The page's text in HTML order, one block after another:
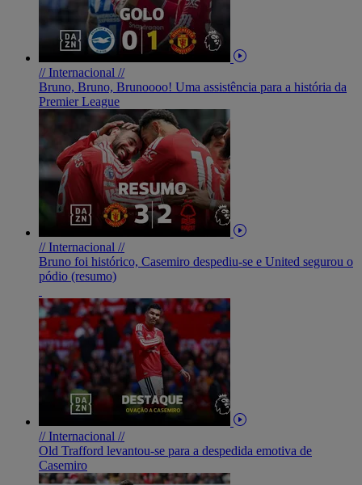
// Internacional //
Bruno, Bruno, Brunoooo! Uma assistência para a história da
Premier League
// Internacional //
Bruno foi histórico, Casemiro despediu-se e United segurou o
pódio (resumo)
// Internacional //
Old Trafford levantou-se para a despedida emotiva de
Casemiro